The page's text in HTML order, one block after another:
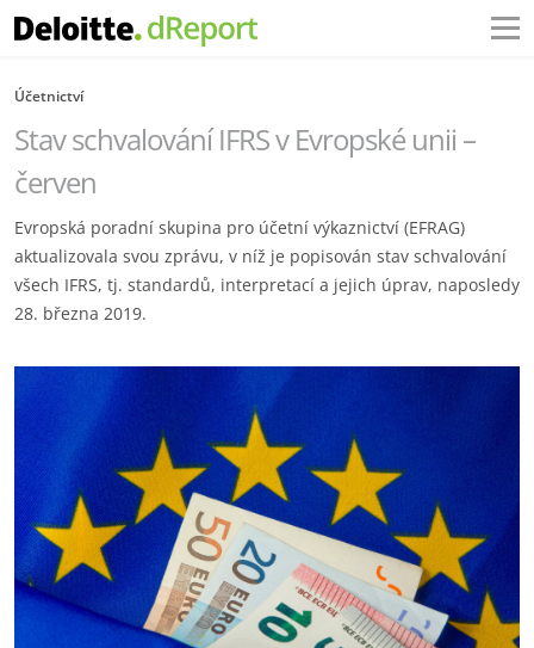
Účetnictví
Stav schvalování IFRS v Evropské unii –
červen
Evropská poradní skupina pro účetní výkaznictví (EFRAG)
aktualizovala svou zprávu, v níž je popisován stav schvalování
všech IFRS, tj. standardů, interpretací a jejich úprav, naposledy
28. března 2019.